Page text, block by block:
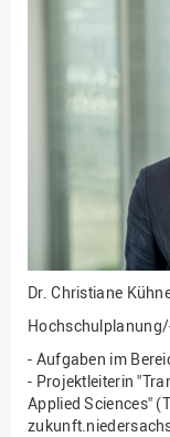
und Informatik
Fakultät
Fakultät
Forschung,
Drittmittel
Gebäude und
Gesellschaftliches
Engagement
Dr. Christiane
- Aufgaben im
- Projektleiterin
Applied Sciences"